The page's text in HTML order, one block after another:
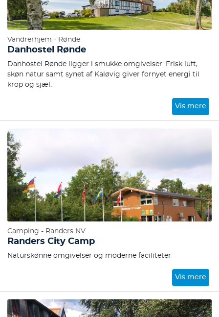
Vandrerhjem - Rønde
Danhostel Rønde
Danhostel Rønde ligger i smukke omgivelser. Frisk luft,
skøn natur samt synet af Kaløvig giver fornyet energi til
krop og sjæl.
Vis mere
Camping - Randers NV
Randers City Camp
Naturskønne omgivelser og moderne faciliteter
Vis mere